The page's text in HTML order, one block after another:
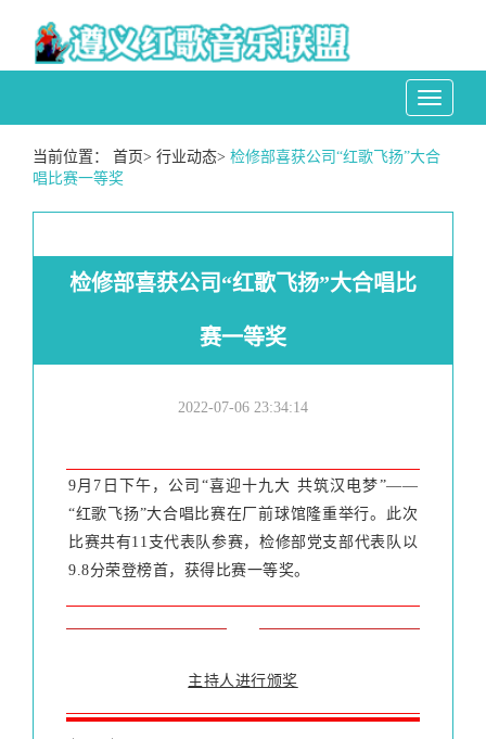
Toggle
当前位置： 首页> 行业动态> 检修部喜获公司“红歌飞扬”大合
唱比赛一等奖
检修部喜获公司“红歌飞扬”大合唱比
赛一等奖
2022-07-06 23:34:14
9月7日下午，公司“喜迎十九大 共筑汉电梦”——
“红歌飞扬”大合唱比赛在厂前球馆隆重举行。此次
比赛共有11支代表队参赛，检修部党支部代表队以
9.8分荣登榜首，获得比赛一等奖。
主持人进行颁奖